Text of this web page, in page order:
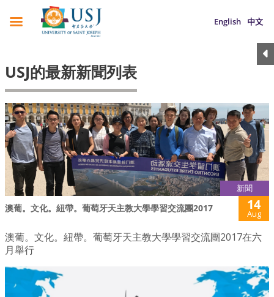
English 中文
USJ的最新新聞列表
新聞
澳葡。文化。紐帶。葡萄牙天主教大學學習交流團2017 14
Aug
澳葡。文化。紐帶。葡萄牙天主教大學學習交流團2017在六
月舉行